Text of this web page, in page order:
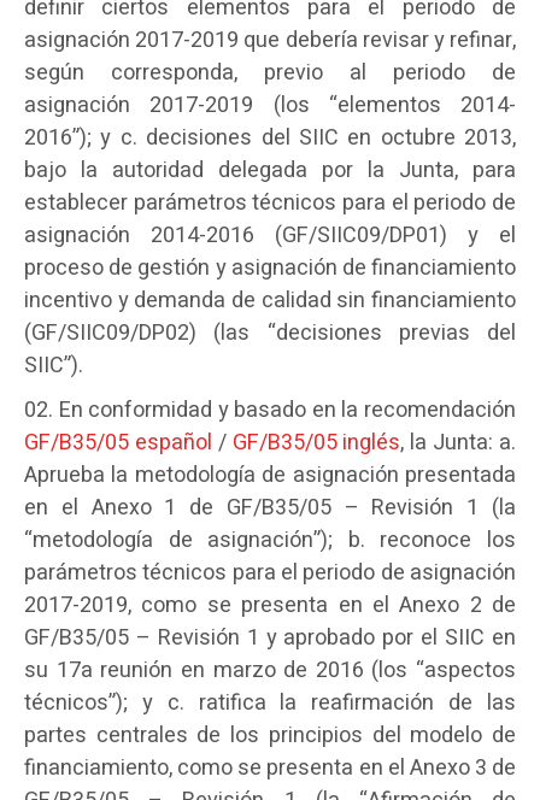
definir ciertos elementos para el periodo de
asignación 2017-2019 que debería revisar y refinar,
según corresponda, previo al periodo de
asignación 2017-2019 (los “elementos 2014-
2016”); y c. decisiones del SIIC en octubre 2013,
bajo la autoridad delegada por la Junta, para
establecer parámetros técnicos para el periodo de
asignación 2014-2016 (GF/SIIC09/DP01) y el
proceso de gestión y asignación de financiamiento
incentivo y demanda de calidad sin financiamiento
(GF/SIIC09/DP02) (las “decisiones previas del
SIIC”).
En conformidad y basado en la recomendación
GF/B35/05 español / GF/B35/05 inglés, la Junta: a.
Aprueba la metodología de asignación presentada
en el Anexo 1 de GF/B35/05 – Revisión 1 (la
“metodología de asignación”); b. reconoce los
parámetros técnicos para el periodo de asignación
2017-2019, como se presenta en el Anexo 2 de
GF/B35/05 – Revisión 1 y aprobado por el SIIC en
su 17a reunión en marzo de 2016 (los “aspectos
técnicos”); y c. ratifica la reafirmación de las
partes centrales de los principios del modelo de
financiamiento, como se presenta en el Anexo 3 de